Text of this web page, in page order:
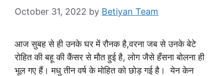
October 31, 2022 by Betiyan Team
आज सुबह से ही उनके घर में रौनक है,वरना जब से उनके बेटे
रोहित की बहू की कैंसर से मौत हुई है, लोग जैसे हँसना बोलना ही
भूल गए हैं। मधु तीन वर्ष के मोहित को छोड़ गई है। येन केन